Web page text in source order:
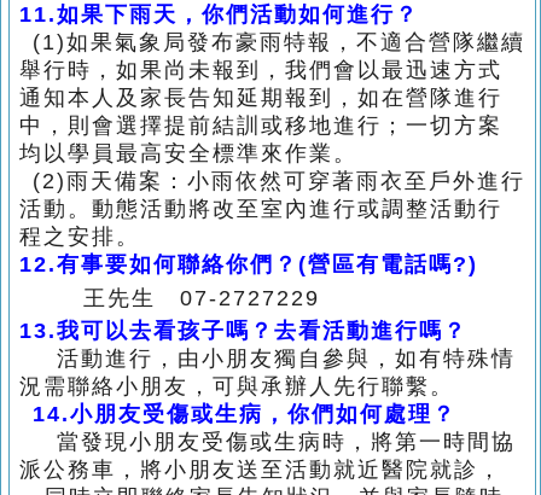
11.如果下雨天，你們活動如何進行？
(1)如果氣象局發布豪雨特報，不適合營隊繼續
舉行時，如果尚未報到，我們會以最迅速方式
通知本人及 家長告知延期報到，如在營隊進行
中，則會選擇提前結訓或移地進行；一切方案
均以學員最高安全標準來作業。
(2) 雨天備案：小雨依然可穿著雨衣至戶外進行
活動。動態活動將改至室內進行或調整活動行
程之安排。
12.有事要如何聯絡你們？(營區有電話嗎?)
王先生 07-2727229
13.我可以去看孩子嗎？去看活動進行嗎？
活動進行，由小朋友獨自參與，如有特殊情
況需聯絡小朋友，可與承辦人先行聯繫。
14.小朋友受傷或生病，你們如何處理？
當發現小朋友受傷或生病時，將第一時間協
派公務車，將小朋友送至活動就近醫院就診，